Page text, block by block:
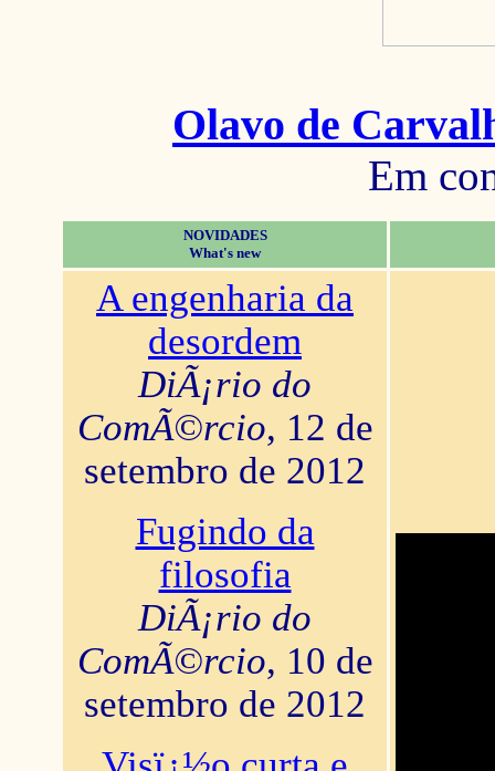
Olavo de
Em
NOVIDADES
What's new
A engenharia da
desordem
DiÃ¡rio do
ComÃ©rcio, 12 de
setembro de 2012
Fugindo da
filosofia
DiÃ¡rio do
ComÃ©rcio, 10 de
setembro de 2012